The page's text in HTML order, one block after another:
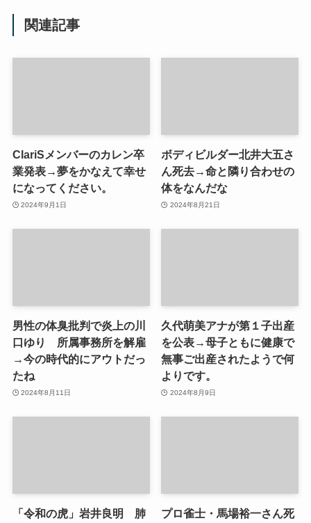
関連記事
ClariSメンバーのカレン卒
業発表→夢をかなえて幸せ
になってください。
2024年9月1日
ボディビルダー北井大五さ
ん死去→命と隣り合わせの
体をなんだな
2024年8月21日
男性の体臭批判で炎上の川
口ゆり 所属事務所を解雇
→今の時代的にアウトだっ
たね
2024年8月11日
久代萌美アナが第１子出産
を公表→母子ともに健康で
無事ご出産されたようで何
よりです。
2024年8月9日
「令和の虎」岩井良明 肺
プロ雀士・馬場裕一さん死